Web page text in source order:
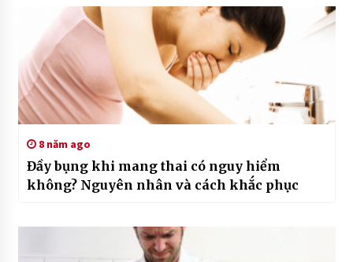
8 năm ago
Đầy bụng khi mang thai có nguy hiểm
không? Nguyên nhân và cách khắc phục